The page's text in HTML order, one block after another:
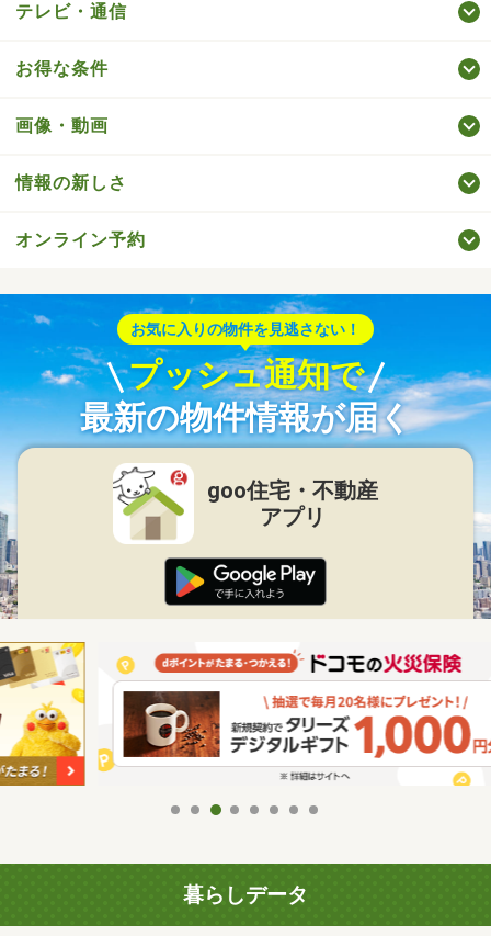
テレビ・通信
お得な条件
画像・動画
情報の新しさ
オンライン予約
お気に入りの物件を見逃さない！
プッシュ通知で
最新の物件情報が届く
goo住宅・不動産
アプリ
暮らしデータ